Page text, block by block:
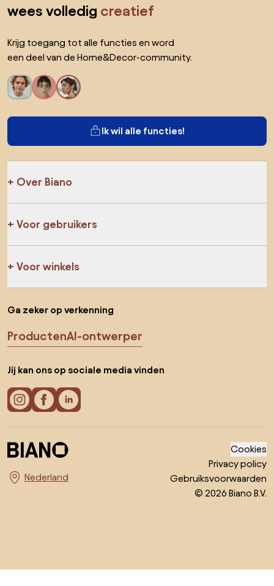
wees volledig creatief
Krijg toegang tot alle functies en word
een deel van de Home&Decor-community.
Ik wil alle functies!
Over Biano
Voor gebruikers
Voor winkels
Ga zeker op verkenning
ProductenAI-ontwerper
Jij kan ons op sociale media vinden
Kies land
Cookies
Privacy policy
Gebruiksvoorwaarden
© 2026 Biano B.V.